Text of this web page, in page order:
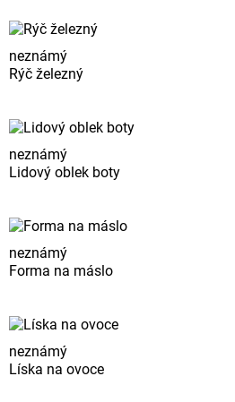
neznámý
Rýč železný
neznámý
Lidový oblek boty
neznámý
Forma na máslo
neznámý
Líska na ovoce